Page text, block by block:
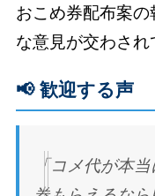
おこめ券配布案
な意見が交わされ
📢 歓迎する声
「コメ代が本